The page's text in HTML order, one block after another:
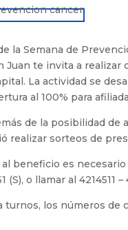
la Semana de
Juan te invita a
La actividad se
al 100% para
de la posibilidad de
realizar sorteos de
al beneficio es
(S), o llamar al 4214511
turnos, los números de